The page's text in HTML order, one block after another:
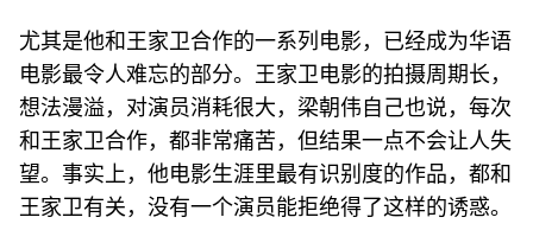
尤其是他和王家卫合作的一系列电影，已经成为华语
电影最令人难忘的部分。王家卫电影的拍摄周期长，
想法漫溢，对演员消耗很大，梁朝伟自己也说，每次
和王家卫合作，都非常痛苦，但结果一点不会让人失
望。事实上，他电影生涯里最有识别度的作品，都和
王家卫有关，没有一个演员能拒绝得了这样的诱惑。